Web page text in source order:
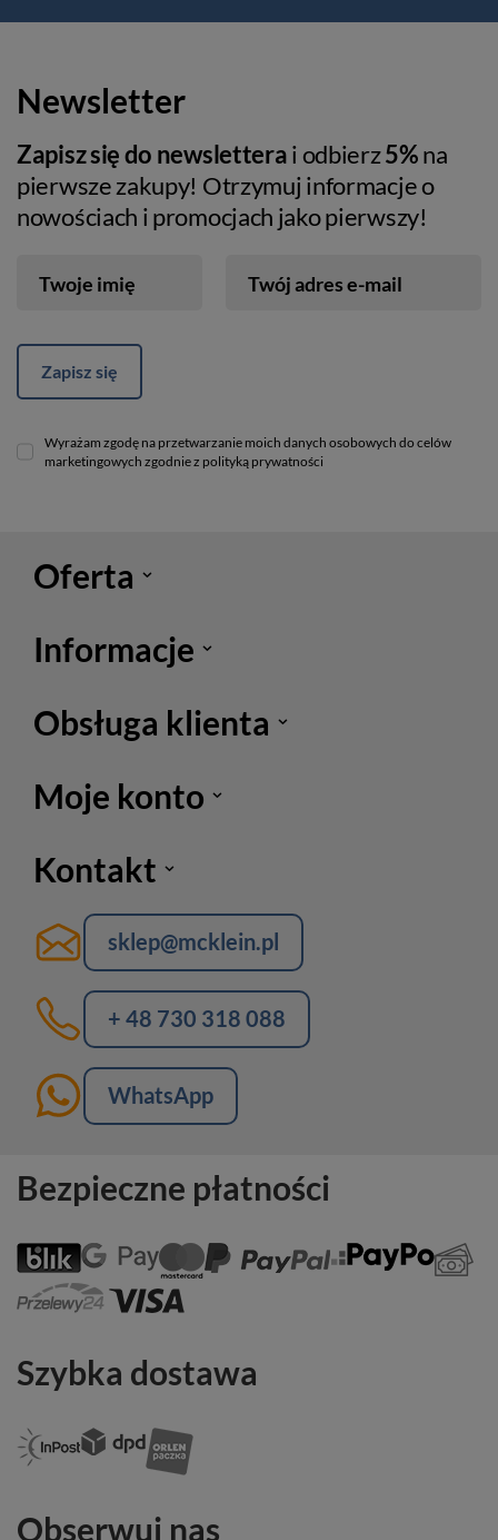
Newsletter
Zapisz się do newsletterai odbierz5%na
pierwsze zakupy! Otrzymuj informacje o
nowościach i promocjach jako pierwszy!
Twoje imię Twój adres e-mail
Zapisz się
Wyrażam zgodę na przetwarzanie moich danych osobowych do celów
marketingowych zgodnie z polityką prywatności
Oferta
Informacje
Obsługa klienta
Moje konto
Kontakt
sklep@mcklein.pl
+ 48 730 318 088
WhatsApp
Bezpieczne płatności
Szybka dostawa
Obserwuj nas